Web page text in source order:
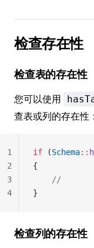
检查存在性
检查表的存在性
您可以使用
查表或列的存在性：
if (Schema::
{
	//
}
1
2
3
4
检查列的存在性